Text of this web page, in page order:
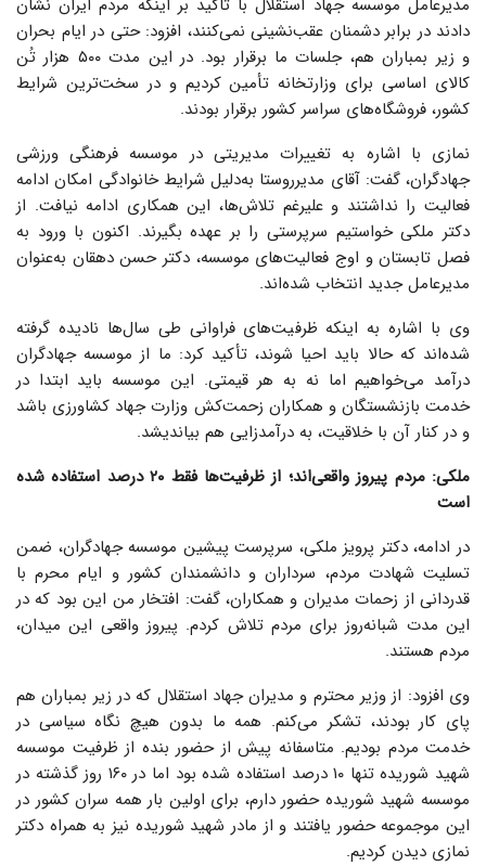
مدیرعامل موسسه جهاد استقلال با تاکید بر اینکه مردم ایران نشان
دادند در برابر دشمنان عقب‌نشینی نمی‌کنند، افزود: حتی در ایام بحران
و زیر بمباران هم، جلسات ما برقرار بود. در این مدت ۵۰۰ هزار تُن
کالای اساسی برای وزارتخانه تأمین کردیم و در سخت‌ترین شرایط
کشور، فروشگاه‌های سراسر کشور برقرار بودند.
نمازی با اشاره به تغییرات مدیریتی در موسسه فرهنگی ورزشی
جهادگران، گفت: آقای مدیرروستا به‌دلیل شرایط خانوادگی امکان ادامه
فعالیت را نداشتند و علیرغم تلاش‌ها، این همکاری ادامه نیافت. از
دکتر ملکی خواستیم سرپرستی را بر عهده بگیرند. اکنون با ورود به
فصل تابستان و اوج فعالیت‌های موسسه، دکتر حسن دهقان به‌عنوان
مدیرعامل جدید انتخاب شده‌اند.
وی با اشاره به اینکه ظرفیت‌های فراوانی طی سال‌ها نادیده گرفته
شده‌اند که حالا باید احیا شوند، تأکید کرد: ما از موسسه جهادگران
درآمد می‌خواهیم اما نه به هر قیمتی. این موسسه باید ابتدا در
خدمت بازنشستگان و همکاران زحمت‌کش وزارت جهاد کشاورزی باشد
و در کنار آن با خلاقیت، به درآمدزایی هم بیاندیشد.
ملکی: مردم پیروز واقعی‌اند؛ از ظرفیت‌ها فقط ۲۰ درصد استفاده شده
است
در ادامه، دکتر پرویز ملکی، سرپرست پیشین موسسه جهادگران، ضمن
تسلیت شهادت مردم، سرداران و دانشمندان کشور و ایام محرم با
قدردانی از زحمات مدیران و همکاران، گفت: افتخار من این بود که در
این مدت شبانه‌روز برای مردم تلاش کردم. پیروز واقعی این میدان،
مردم هستند.
وی افزود: از وزیر محترم و مدیران جهاد استقلال که در زیر بمباران هم
پای کار بودند، تشکر می‌کنم. همه ما بدون هیچ نگاه سیاسی در
خدمت مردم بودیم. متاسفانه پیش از حضور بنده از ظرفیت موسسه
شهید شوریده تنها ۱۰ درصد استفاده شده بود اما در ۱۶۰ روز گذشته در
موسسه شهید شوریده حضور دارم، برای اولین بار همه سران کشور در
این موجموعه حضور یافتند و از مادر شهید شوریده نیز به همراه دکتر
نمازی دیدن کردیم.